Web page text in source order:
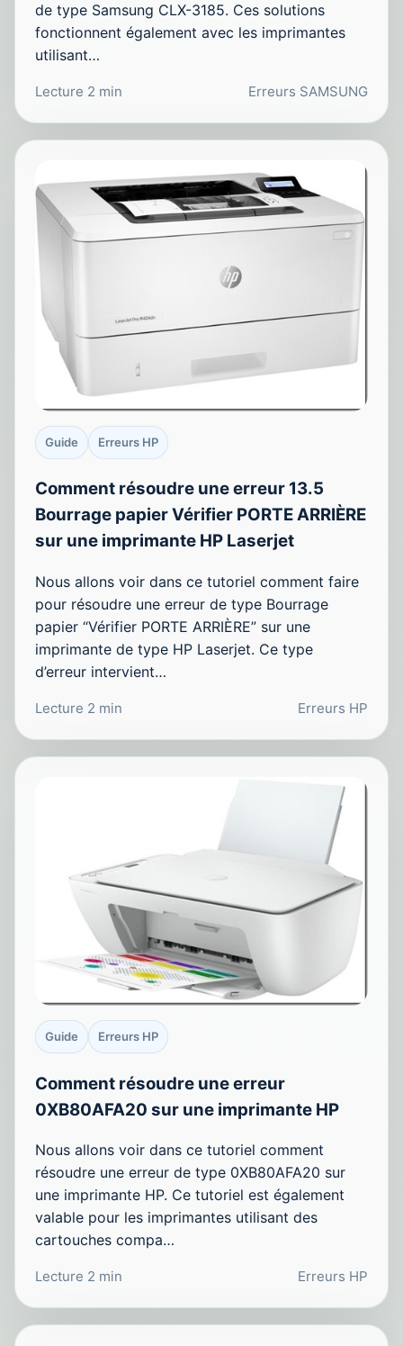
de type Samsung CLX-3185. Ces solutions
fonctionnent également avec les imprimantes
utilisant…
Lecture 2 min Erreurs SAMSUNG
Guide Erreurs HP
Comment résoudre une erreur 13.5
Bourrage papier Vérifier PORTE ARRIÈRE
sur une imprimante HP Laserjet
Nous allons voir dans ce tutoriel comment faire
pour résoudre une erreur de type Bourrage
papier “Vérifier PORTE ARRIÈRE” sur une
imprimante de type HP Laserjet. Ce type
d’erreur intervient…
Lecture 2 min Erreurs HP
Guide Erreurs HP
Comment résoudre une erreur
0XB80AFA20 sur une imprimante HP
Nous allons voir dans ce tutoriel comment
résoudre une erreur de type 0XB80AFA20 sur
une imprimante HP. Ce tutoriel est également
valable pour les imprimantes utilisant des
cartouches compa…
Lecture 2 min Erreurs HP